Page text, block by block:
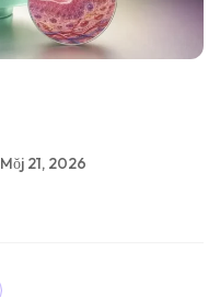
Mŏj 21, 2026